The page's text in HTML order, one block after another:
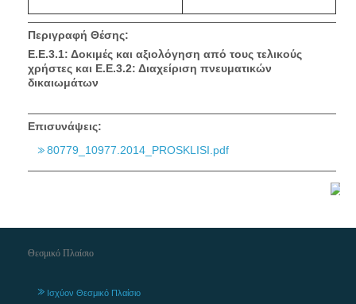
Περιγραφή Θέσης:
Ε.Ε.3.1: Δοκιμές και αξιολόγηση από τους τελικούς
χρήστες και Ε.Ε.3.2: Διαχείριση πνευματικών
δικαιωμάτων
Επισυνάψεις:
80779_10977.2014_PROSKLISI.pdf
Θεσμικό Πλαίσιο
Ισχύον Θεσμικό Πλαίσιο